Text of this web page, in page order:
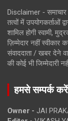
Disclaimer -
तत्वों में उपयोगकर्ताओं
शामिल होगी स्वामी,
ज़िम्मेदार नहीं स्वीकार
संवाददाता / खबर देने
की कोई भी जिम्मेदारी
हमसे सम्पर्क करें
Owner - JAI